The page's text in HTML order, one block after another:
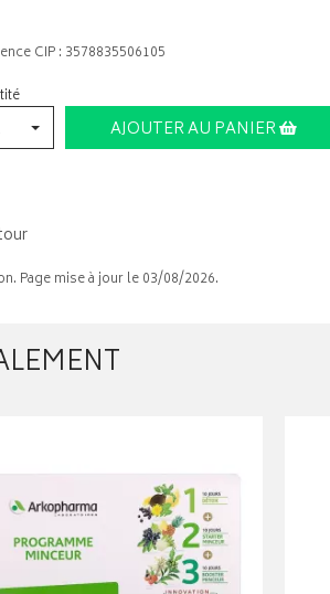
CIP : 3578835506105
AJOUTER AU PANIER
Page mise à jour le 03/08/2026.